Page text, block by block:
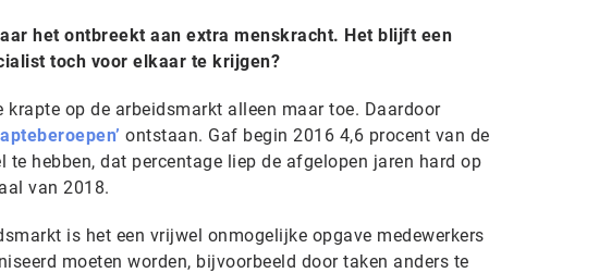
het ontbreekt aan extra menskracht. Het blijft een
toch voor elkaar te krijgen?
krapte op de arbeidsmarkt alleen maar toe. Daardoor
ontstaan. Gaf begin 2016 4,6 procent van de
te hebben, dat percentage liep de afgelopen jaren hard op
van 2018.
is het een vrijwel onmogelijke opgave medewerkers
moeten worden, bijvoorbeeld door taken anders te